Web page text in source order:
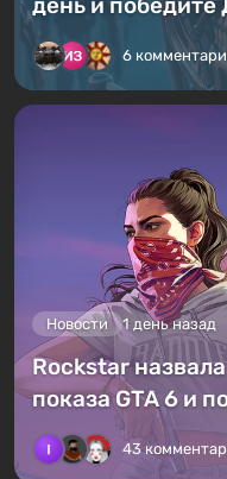
6
Новости 1 день назад
Rockstar
показа GTA 6 и
43